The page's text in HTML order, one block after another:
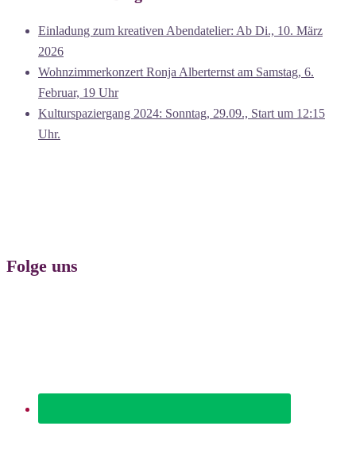
Einladung zum kreativen Abendatelier: Ab Di., 10. März
2026
Wohnzimmerkonzert Ronja Alberternst am Samstag, 6.
Februar, 19 Uhr
Kulturspaziergang 2024: Sonntag, 29.09., Start um 12:15
Uhr.
Folge uns